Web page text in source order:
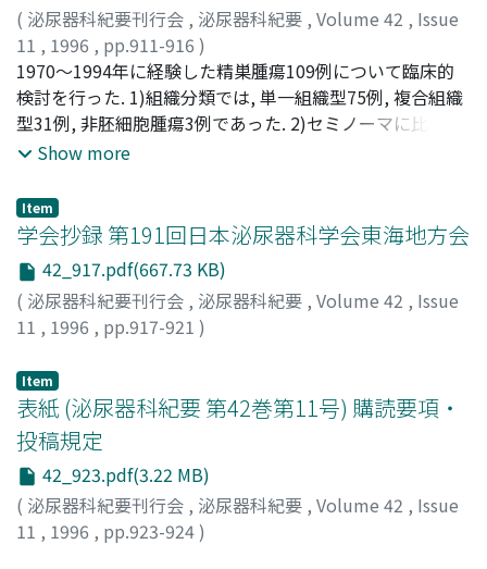
( 泌尿器科紀要刊行会 , 泌尿器科紀要 , Volume 42 , Issue
11 , 1996 , pp.911-916 )
小川, 毅彦;大柴, 美代子;小川, 勝明;古畑, 哲彦;OGAWA,
Takehiko;OOSHIBA, Miyoko;OGAWA, Katsuaki;
FURUHATA, Akihiko
1970～1994年に経験した精巣腫瘍109例について臨床的
検討を行った. 1)組織分類では, 単一組織型75例, 複合組織
型31例, 非胚細胞腫瘍3例であった. 2)セミノーマに比べて,
非セミノーマは進行度が高い傾向にあり, 特に絨毛癌, 未熟
セミノーマ例ともhCG陽性群の5年生存率は悪かったが, 有
意差はなかった.又, 非セミノーマ例では, AFP陽性例の5年
生存率は陰性例に比べ有意に悪かった.これはAFP陽性例に
high stageが多い為であった. 4)予後(5年生存率)は1981年
以降の症例(89.4%)は1980年以前の症例(69.9%)に比較し
て有意に良かった
Show more
Item
学会抄録 第191回日本泌尿器科学会東海地方会
42_917.pdf(667.73 KB)
( 泌尿器科紀要刊行会 , 泌尿器科紀要 , Volume 42 , Issue
11 , 1996 , pp.917-921 )
Item
表紙 (泌尿器科紀要 第42巻第11号) 購読要項・
投稿規定
42_923.pdf(3.22 MB)
( 泌尿器科紀要刊行会 , 泌尿器科紀要 , Volume 42 , Issue
11 , 1996 , pp.923-924)